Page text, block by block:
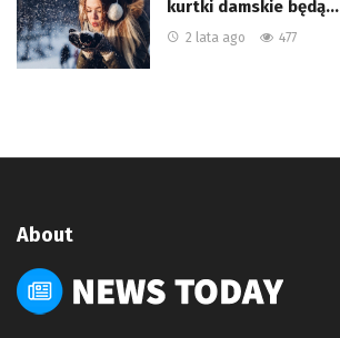
kurtki damskie będą…
2 lata ago 477
About